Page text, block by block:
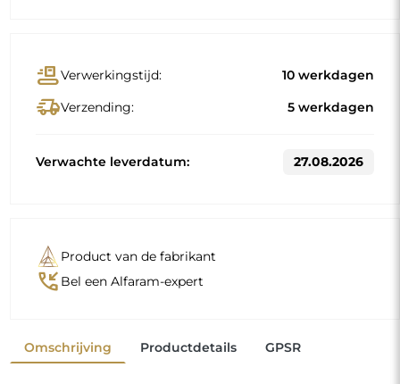
conveyor_beltVerwerkingstijd: 10 werkdagen
delivery_truck_speedVerzending: 5 werkdagen
Verwachte leverdatum: 27.08.2026
Product van de fabrikant
phone_callback Bel een Alfaram-expert
Omschrijving Productdetails GPSR